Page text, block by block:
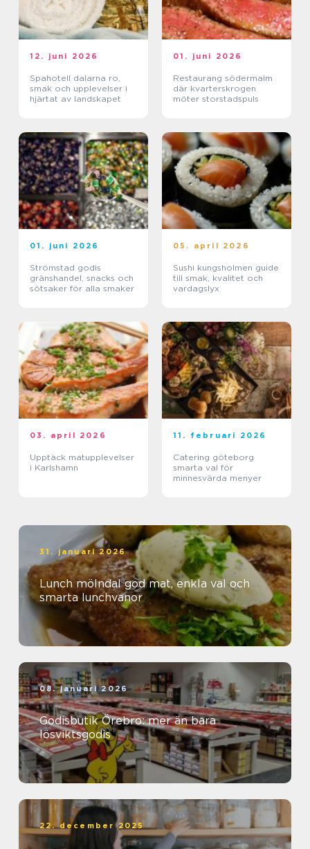
12. juni 2026
Spahotell dalarna ro,
smak och upplevelser i
hjärtat av landskapet
01. juni 2026
Restaurang södermalm
där kvarterskrogen
möter storstadspuls
01. juni 2026
Strömstad godis
gränshandel, snacks och
sötsaker för alla smaker
05. april 2026
Sushi kungsholmen guide
till smak, kvalitet och
vardagslyx
03. april 2026
Upptäck matupplevelser
i Karlshamn
11. februari 2026
Catering göteborg
smarta val för
minnesvärda menyer
31. januari 2026
Lunch mölndal god mat, enkla val och
smarta lunchvanor
08. januari 2026
Godisbutik Örebro: mer än bara
lösviktsgodis
22. december 2025